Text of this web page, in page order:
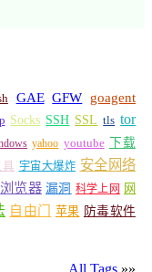
GAE GFW
goagent
Socks SSH SSL tls tor
yahoo youtube 下载
宇宙大爆炸 安全网络
浏览器 漏洞 科学上网 网
自由门 苹果 防毒软件